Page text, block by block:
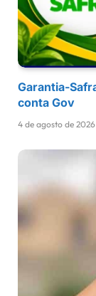
Garantia-
conta Gov
4 de agosto de 2026